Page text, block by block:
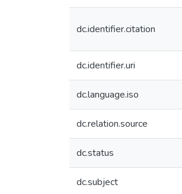
dc.identifier.citation
dc.identifier.uri
dc.language.iso
dc.relation.source
dc.status
dc.subject